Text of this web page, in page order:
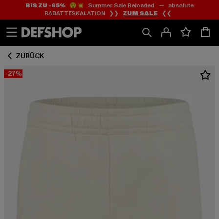
Zum
Inhalt
springen
Zum
Fußzeile
springen
BIS ZU -65%😲💥 Summer Sale Reloaded — absolute
RABATTESKALATION ❯❯ ZUM SALE ❮❮
ZURÜCK
-27%